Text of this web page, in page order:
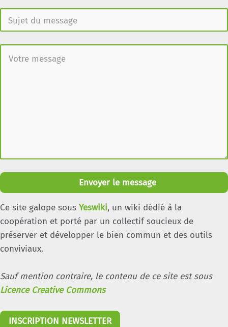
Envoyer le message
Ce site galope sous Yeswiki, un wiki dédié à la
coopération et porté par un collectif soucieux de
préserver et développer le bien commun et des outils
conviviaux.
Sauf mention contraire, le contenu de ce site est sous
Licence Creative Commons
INSCRIPTION NEWSLETTER